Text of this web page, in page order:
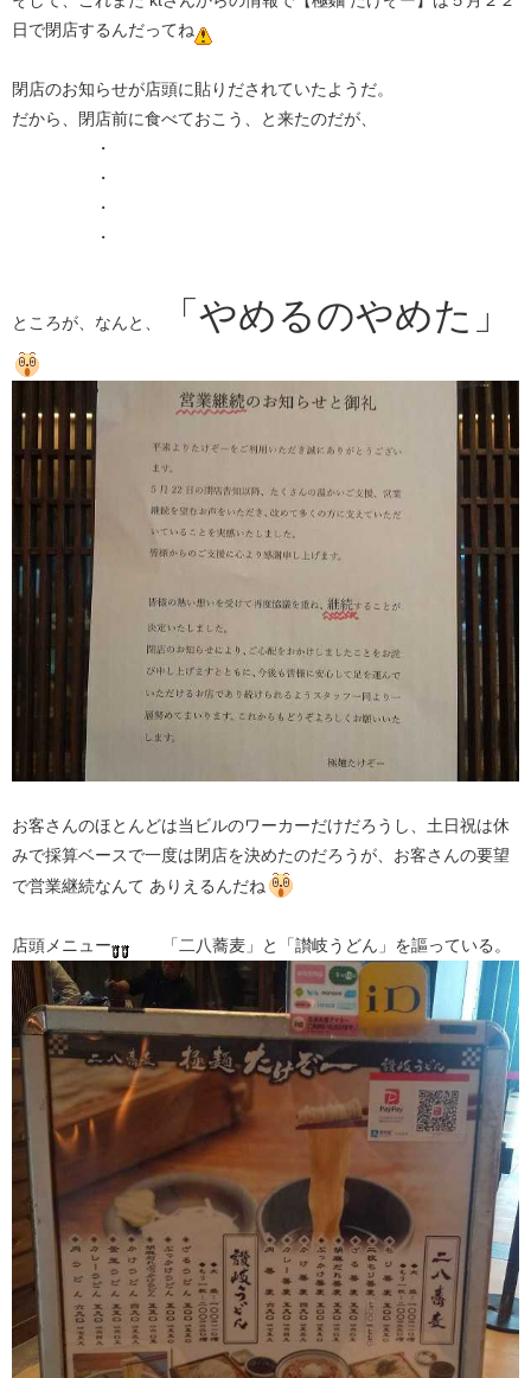
日で閉店するんだってね
閉店のお知らせが店頭に貼りだされていたようだ。
だから、閉店前に食べておこう、と来たのだが、
・
・
・
・
ところが、なんと、 「やめるのやめた」
お客さんのほとんどは当ビルのワーカーだけだろうし、土日祝は休
みで採算ベースで一度は閉店を決めたのだろうが、お客さんの要望
で営業継続なんて ありえるんだね
店頭メニュー 「二八蕎麦」と「讃岐うどん」を謳っている。